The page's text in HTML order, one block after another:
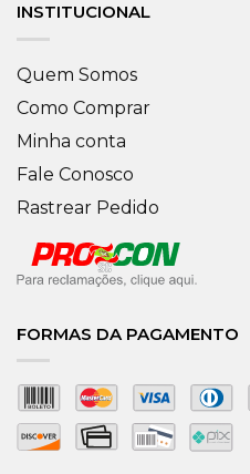
INSTITUCIONAL
Quem Somos
Como Comprar
Minha conta
Fale Conosco
Rastrear Pedido
FORMAS DA PAGAMENTO